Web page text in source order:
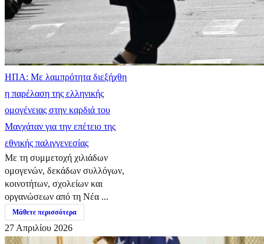
ΗΠΑ: Με λαμπρότητα διεξήχθη
η παρέλαση της ελληνικής
ομογένειας στην καρδιά του
Μανχάταν για την επέτειο της
εθνικής παλιγγενεσίας
Με τη συμμετοχή χιλιάδων
ομογενών, δεκάδων συλλόγων,
κοινοτήτων, σχολείων και
οργανώσεων από τη Νέα ...
Μάθετε περισσότερα
27 Απριλίου 2026